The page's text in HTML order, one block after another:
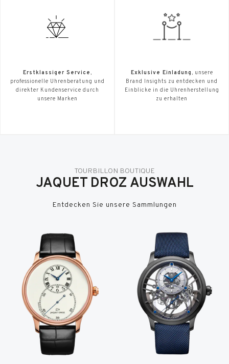
Erstklassiger Service,
professionelle Uhrenberatung und
direkter Kundenservice durch
unsere Marken
Exklusive Einladung, unsere
Brand Insights zu entdecken und
Einblicke in die Uhrenherstellung
zu erhalten
TOURBILLON BOUTIQUE
JAQUET DROZ AUSWAHL
Entdecken Sie unsere Sammlungen